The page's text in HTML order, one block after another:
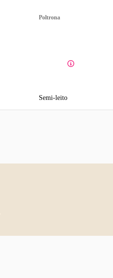
Poltrona
Semi-leito